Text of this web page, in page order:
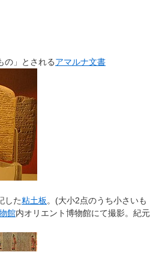
の」とされるアマルナ文書
した粘土板 。(大小2点のうち小さいも
館内オリエント博物館にて撮影。紀元